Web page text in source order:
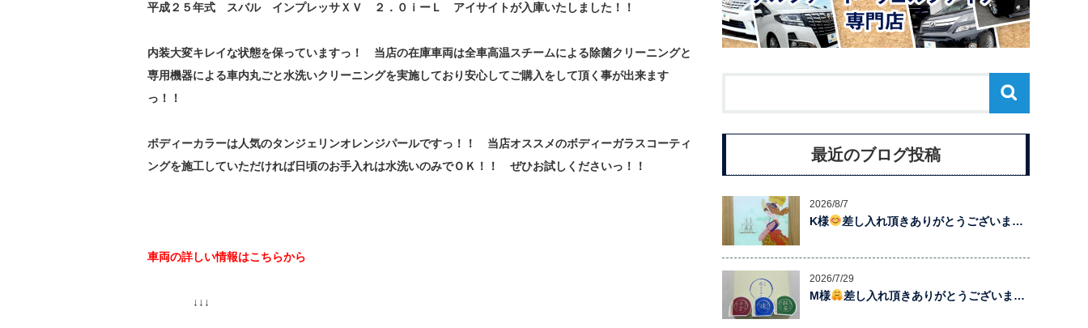
平成２５年式 スバル インプレッサＸＶ ２．０ｉーＬ アイサイトが入庫いたしました！！
内装大変キレイな状態を保っていますっ！ 当店の在庫車両は全車高温スチームによる除菌クリーニングと
専用機器による車内丸ごと水洗いクリーニングを実施しており安心してご購入をして頂く事が出来ます
っ！！
ボディーカラーは人気のタンジェリンオレンジパールですっ！！ 当店オススメのボディーガラスコーティ
ングを施工していただければ日頃のお手入れは水洗いのみでＯＫ！！ ぜひお試しくださいっ！！
車両の詳しい情報はこちらから
↓↓↓
最近のブログ投稿
2026/8/7
K様 差し入れ頂きありがとうございま…
2026/7/29
M様 差し入れ頂きありがとうございま…